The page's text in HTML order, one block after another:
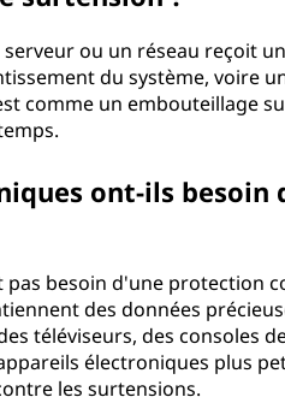
ou un réseau reçoit
du système, voire
comme un embouteillage
ont-ils
besoin d'une protection
des données
téléviseurs, des consoles
électroniques plus
les surtensions.